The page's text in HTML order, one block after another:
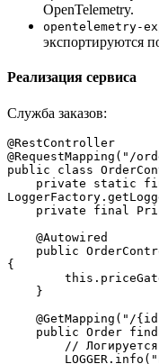
OpenTelemetry.
opentelemetry-
экспортируются
Реализация сервиса
Служба заказов:
@RestController
@RequestMapping("/
public class
private final
    @Autowired
{
    }
@GetMapping("/
public Order
//